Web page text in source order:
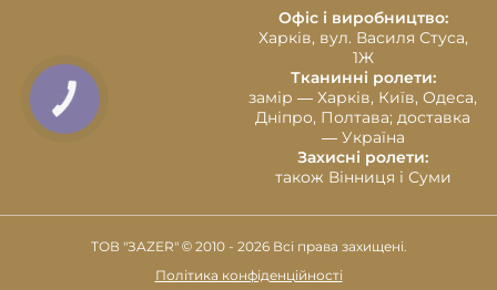
Офіс і виробництво:
Харків, вул. Василя Стуса,
1Ж
Тканинні ролети:
замір — Харків, Київ, Одеса,
Дніпро, Полтава; доставка
— Україна
Захисні ролети:
також Вінниця і Суми
ТОВ "ЗAZER" © 2010 - 2026 Всі права захищені.
Політика конфіденційності
КНОПКА
СВЯЗИ